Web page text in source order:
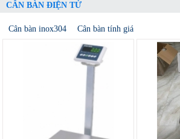
CÂN BÀN ĐIỆN TỬ
Cân bàn inox304 Cân bàn tính giá